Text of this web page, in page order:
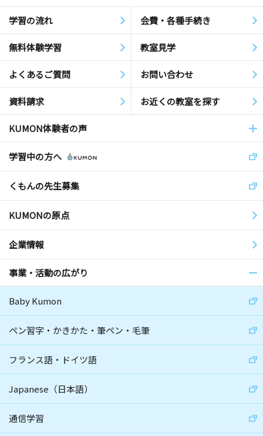
学習の流れ 会費・各種手続き
無料体験学習 教室見学
よくあるご質問 お問い合わせ
資料請求 お近くの教室を探す
KUMON体験者の声
学習中の方へ
くもんの先生募集
KUMONの原点
企業情報
事業・活動の広がり
Baby Kumon
ペン習字・かきかた・筆ペン・毛筆
フランス語・ドイツ語
Japanese（日本語）
通信学習